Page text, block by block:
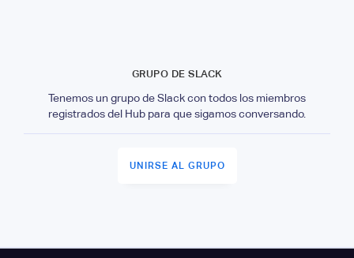
GRUPO DE SLACK
Tenemos un grupo de Slack con todos los miembros
registrados del Hub para que sigamos conversando.
UNIRSE AL GRUPO